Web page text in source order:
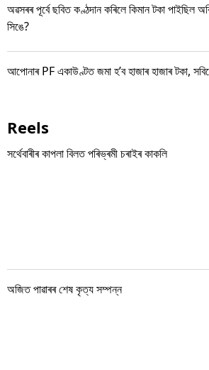
অৱসৰৰ পূৰ্বে ছবিত কণ্ঠদান কৰিলে কিমান টকা পাইছিল
সিঙে?
আপোনাৰ PF একাউণ্টত জমা হ’ব হাজাৰ হাজাৰ টকা,
Reels
সৰ্থেবাৰীৰ কাপলা বিলত পৰিভ্ৰমী চৰাইৰ কাকলি
অজিত পাৱাৰৰ শেষ কৃত্য সম্পন্ন